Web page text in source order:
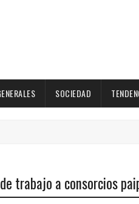
SOCIEDAD
trabajo a consorcios